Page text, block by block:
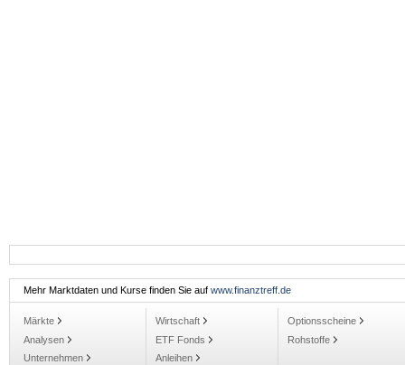
Mehr Marktdaten und Kurse finden Sie auf www.finanztreff.de
Märkte
Analysen
Unternehmen
Wirtschaft
ETF Fonds
Anleihen
Optionsscheine
Rohstoffe